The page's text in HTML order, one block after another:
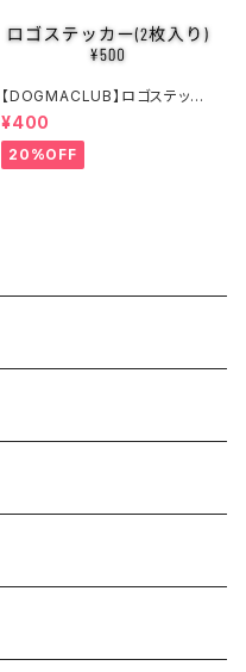
【DOGMACLUB】ロゴステッカ
ー(2枚入り)
¥400
20%OFF